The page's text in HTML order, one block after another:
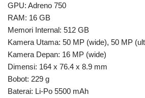
GPU: Adreno 750
RAM: 16 GB
Memori Internal: 512 GB
Kamera Utama: 50 MP (wide), 50 MP
Kamera Depan: 16 MP (wide)
Dimensi: 164 x 76.4 x 8.9 mm
Bobot: 229 g
Baterai: Li-Po 5500 mAh